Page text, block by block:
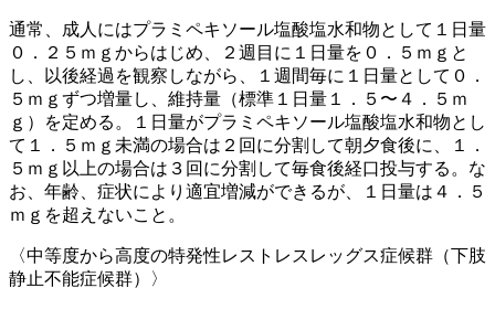
通常、成人にはプラミペキソール塩酸塩水和物として１日量
０．２５ｍｇからはじめ、２週目に１日量を０．５ｍｇと
し、以後経過を観察しながら、１週間毎に１日量として０．
５ｍｇずつ増量し、維持量（標準１日量１．５〜４．５ｍ
ｇ）を定める。１日量がプラミペキソール塩酸塩水和物とし
て１．５ｍｇ未満の場合は２回に分割して朝夕食後に、１．
５ｍｇ以上の場合は３回に分割して毎食後経口投与する。な
お、年齢、症状により適宜増減ができるが、１日量は４．５
ｍｇを超えないこと。
〈中等度から高度の特発性レストレスレッグス症候群（下肢
静止不能症候群）〉